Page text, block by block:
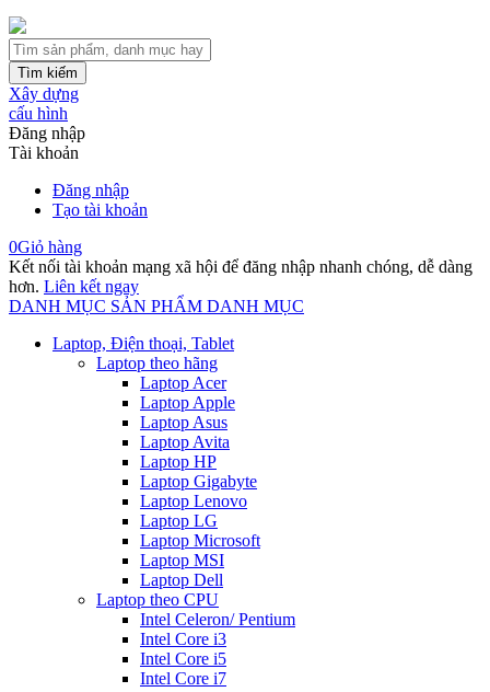
Tìm kiếm
Xây dựng
cấu hình
Đăng nhập
Tài khoản
Đăng nhập
Tạo tài khoản
0Giỏ hàng
Kết nối tài khoản mạng xã hội để đăng nhập nhanh chóng, dễ dàng
hơn. Liên kết ngay
DANH MỤC SẢN PHẨM DANH MỤC
Laptop, Điện thoại, Tablet
Laptop theo hãng
Laptop Acer
Laptop Apple
Laptop Asus
Laptop Avita
Laptop HP
Laptop Gigabyte
Laptop Lenovo
Laptop LG
Laptop Microsoft
Laptop MSI
Laptop Dell
Laptop theo CPU
Intel Celeron/ Pentium
Intel Core i3
Intel Core i5
Intel Core i7